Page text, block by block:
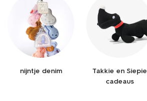
nijntje denim
Takkie en Siepie
cadeaus